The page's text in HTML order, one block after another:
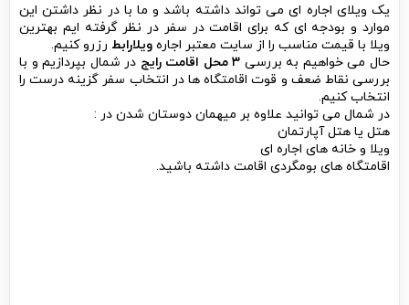
یک ویلای اجاره ای می تواند داشته باشد و ما با در نظر داشتن این
موارد و بودجه ای که برای اقامت در سفر در نظر گرفته ایم بهترین
ویلا با قیمت مناسب را از سایت معتبر اجاره ویلارابط رزرو کنیم.
حال می خواهیم به بررسی ۳ محل اقامت رایج
در شمال بپردازیم و با
بررسی نقاط ضعف و قوت اقامتگاه ها در انتخاب سفر گزینه درست را
انتخاب کنیم.
در شمال می توانید علاوه بر میهمان دوستان شدن در :
هتل یا هتل آپارتمان
ویلا و خانه های اجاره ای
اقامتگاه های بومگردی اقامت داشته باشید.